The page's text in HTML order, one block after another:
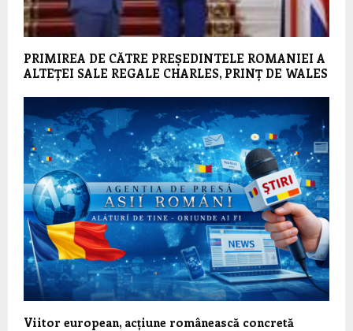
PRIMIREA DE CĂTRE PREȘEDINTELE ROMANIEI A
ALTEȚEI SALE REGALE CHARLES, PRINȚ DE WALES
Viitor european, acțiune românească concretă